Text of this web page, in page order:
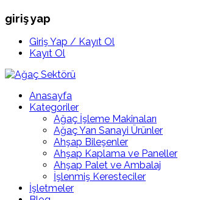
giriş yap
Giriş Yap / Kayıt Ol
Kayıt Ol
Anasayfa
Kategoriler
Ağaç İşleme Makinaları
Ağaç Yan Sanayi Ürünler
Ahşap Bileşenler
Ahşap Kaplama ve Paneller
Ahşap Palet ve Ambalaj
İşlenmiş Keresteciler
İşletmeler